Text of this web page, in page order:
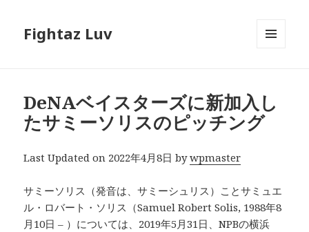
Fightaz Luv
DeNAベイスターズに新加入し
たサミーソリスのピッチング
Last Updated on 2022年4月8日 bywpmaster
サミーソリス（発音は、サミーシュリス）ことサミュエ
ル・ロバート・ソリス（Samuel Robert Solis, 1988年8
月10日 – ）については、2019年5月31日、NPBの横浜